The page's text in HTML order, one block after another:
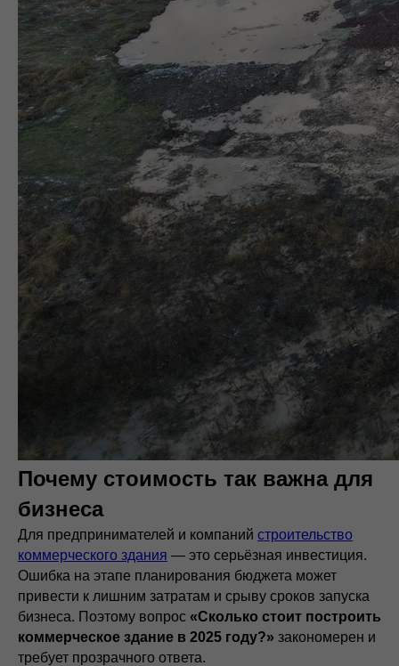
Почему стоимость так важна для
бизнеса
Для предпринимателей и компаний строительство
коммерческого здания — это серьёзная инвестиция.
Ошибка на этапе планирования бюджета может
привести к лишним затратам и срыву сроков запуска
бизнеса. Поэтому вопрос «Сколько стоит построить
коммерческое здание в 2025 году?» закономерен и
требует прозрачного ответа.